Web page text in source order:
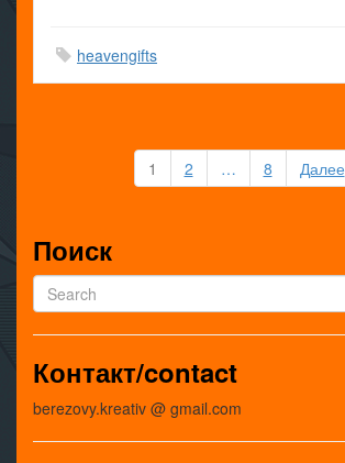
heavengifts
Пагинация
записей
1 2 … 8 Далее
Поиск
Контакт/contact
berezovy.kreativ @ gmail.com